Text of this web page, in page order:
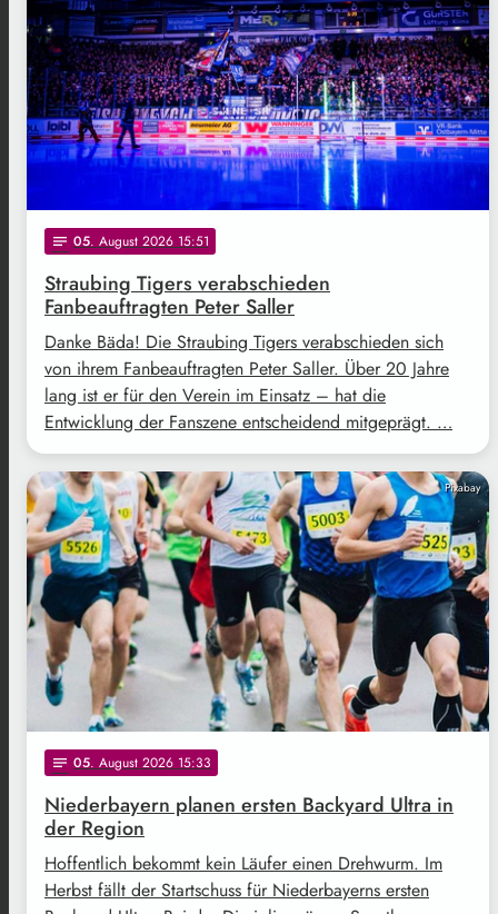
notes 05. August 2026 15:51
Straubing Tigers verabschieden
Fanbeauftragten Peter Saller
Danke Bäda! Die Straubing Tigers verabschieden sich
von ihrem Fanbeauftragten Peter Saller. Über 20 Jahre
lang ist er für den Verein im Einsatz – hat die
Entwicklung der Fanszene entscheidend mitgeprägt. …
Pixabay
notes 05. August 2026 15:33
Niederbayern planen ersten Backyard Ultra in
der Region
Hoffentlich bekommt kein Läufer einen Drehwurm. Im
Herbst fällt der Startschuss für Niederbayerns ersten